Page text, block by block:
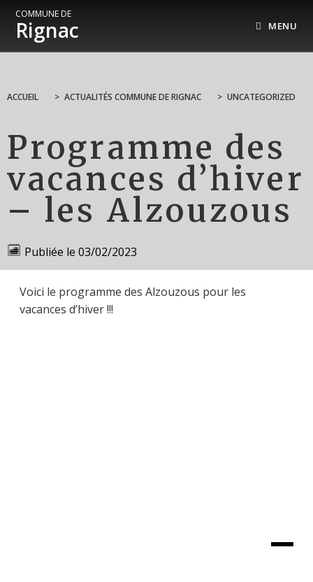
COMMUNE DE
Rignac MENU
ACCUEIL > ACTUALITÉS COMMUNE DE RIGNAC > UNCATEGORIZED
Programme des
vacances d’hiver
– les Alzouzous
Publiée le 03/02/2023
Voici le programme des Alzouzous pour les
vacances d’hiver !!!